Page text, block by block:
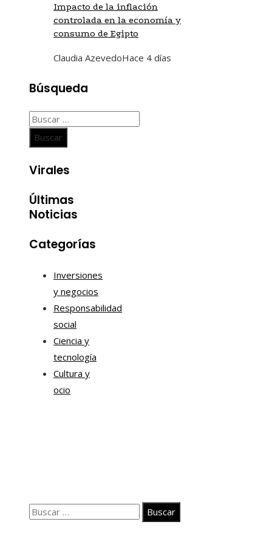
Impacto de la inflación
controlada en la economía y
consumo de Egipto
Claudia AzevedoHace 4 días
Búsqueda
Buscar:
Virales
Últimas
Noticias
Categorías
Inversiones
y negocios
Responsabilidad
social
Ciencia y
tecnología
Cultura y
ocio
Buscar: